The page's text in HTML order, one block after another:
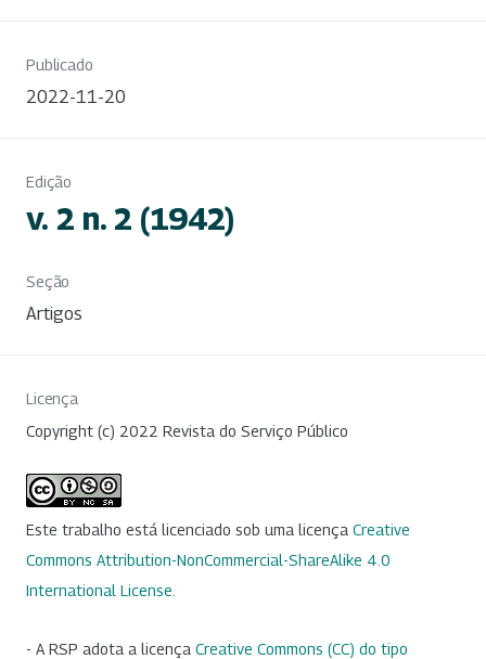
Publicado
2022-11-20
Edição
v. 2 n. 2 (1942)
Seção
Artigos
Licença
Copyright (c) 2022 Revista do Serviço Público
Este trabalho está licenciado sob uma licença Creative
Commons Attribution-NonCommercial-ShareAlike 4.0
International License
- A RSP adota a licença Creative Commons (CC) do tipo